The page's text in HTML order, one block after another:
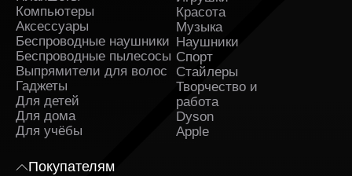
Компьютеры
Аксессуары
Беспроводные наушники
Беспроводные пылесосы
Выпрямители для волос
Гаджеты
Для детей
Для дома
Для учёбы
Красота
Музыка
Наушники
Спорт
Стайлеры
Творчество и
работа
Dyson
Apple
Покупателям